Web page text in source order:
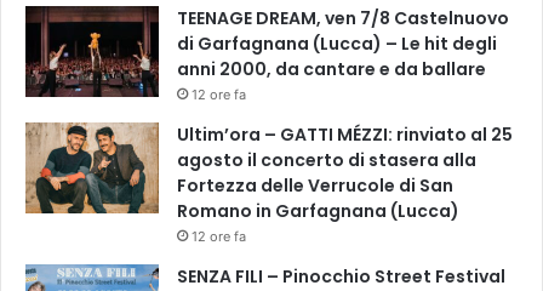
TEENAGE DREAM, ven 7/8 Castelnuovo
di Garfagnana (Lucca) – Le hit degli
anni 2000, da cantare e da ballare
12 ore fa
Ultim’ora – GATTI MÉZZI: rinviato al 25
agosto il concerto di stasera alla
Fortezza delle Verrucole di San
Romano in Garfagnana (Lucca)
12 ore fa
SENZA FILI – Pinocchio Street Festival